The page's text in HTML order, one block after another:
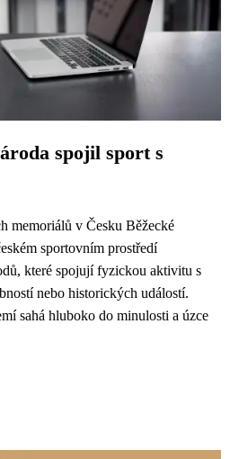
spojil sport s
memoriálů v Česku Běžecké
sportovním prostředí
které spojují fyzickou aktivitu s
nebo historických událostí.
sahá hluboko do minulosti a úzce